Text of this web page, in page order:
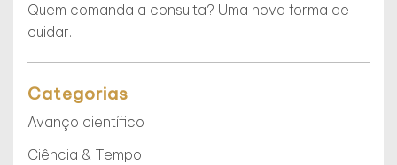
Quem comanda a consulta? Uma nova forma de
cuidar.
Categorias
Avanço científico
Ciência & Tempo